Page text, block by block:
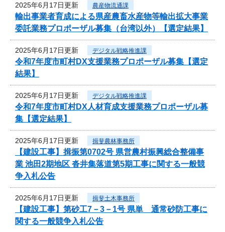
2025年6月17日更新 農産物流通課
輸出事業者育成による県産農畜水産物等輸出拡大事業
委託業務プロポーザル募集（台湾以外）【選定結果】
2025年6月17日更新 デジタル戦略推進課
令和7年度市町村DX支援業務プロポーザル募集【選定
結果】
2025年6月17日更新 デジタル戦略推進課
令和7年度市町村DX人材育成支援業務プロポーザル募
集【選定結果】
2025年6月17日更新 揖斐農林事務所
【建設工事】揖振第0702号 県営農村振興総合整備事
業 池田2期地区 沓井集落道第5期工事に関する一般競
争入札公告
2025年6月17日更新 揖斐土木事務所
【建設工事】第砂工7－3－1号 県単 通常砂防工事に
関する一般競争入札公告